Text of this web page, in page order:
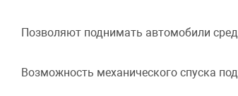
Позволяют поднимать автомобили
Возможность механического спуска